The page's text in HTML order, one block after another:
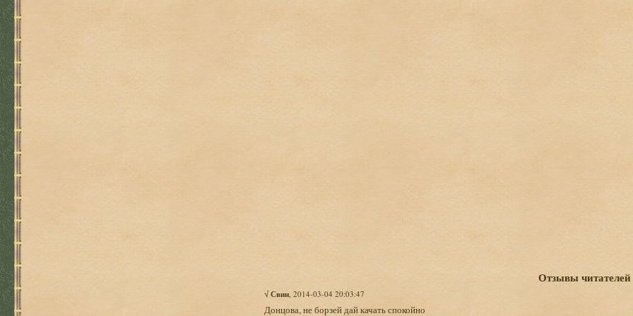
Отзывы читателей
√ Свин, 2014-03-04 20:03:47
Донцова, не борзей дай качать спокойно